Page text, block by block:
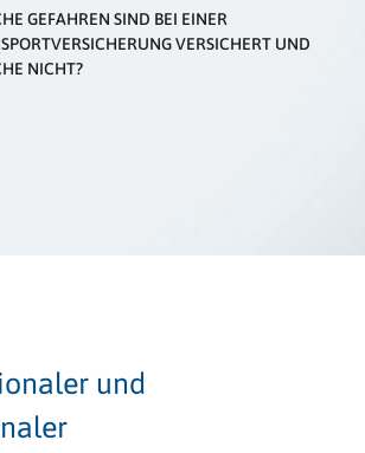
GEFAHREN SIND BEI EINER
VERSICHERT UND
NICHT?
und